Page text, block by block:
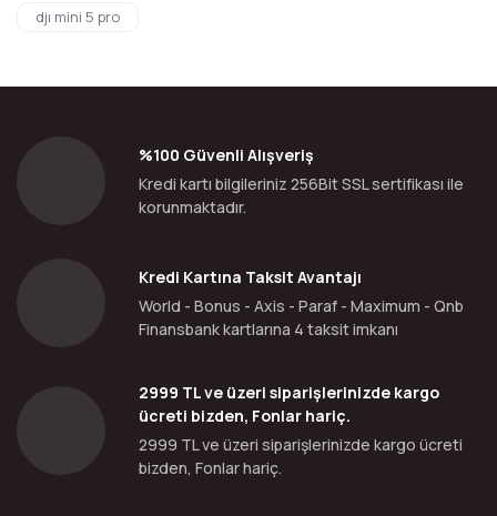
djı mini 5 pro
%100 Güvenli Alışveriş
Kredi kartı bilgileriniz 256Bit SSL sertifikası ile
korunmaktadır.
Kredi Kartına Taksit Avantajı
World - Bonus - Axis - Paraf - Maximum - Qnb
Finansbank kartlarına 4 taksit imkanı
2999 TL ve üzeri siparişlerinizde kargo
ücreti bizden, Fonlar hariç.
2999 TL ve üzeri siparişlerinizde kargo ücreti
bizden, Fonlar hariç.